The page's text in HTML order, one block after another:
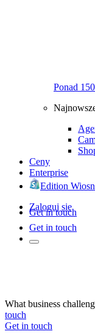
Ponad
Ceny
Enterprise
Edition
Zaloguj się
Get in touch
Get in touch
What business
touch
Get in touch